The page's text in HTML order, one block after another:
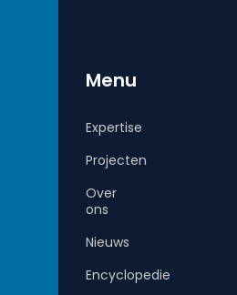
Menu
Expertise
Projecten
Over
ons
Nieuws
Encyclopedie